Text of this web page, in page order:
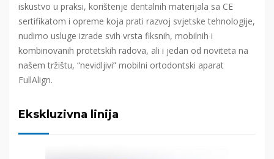
iskustvo u praksi, korištenje dentalnih materijala sa CE
sertifikatom i opreme koja prati razvoj svjetske tehnologije,
nudimo usluge izrade svih vrsta fiksnih, mobilnih i
kombinovanih protetskih radova, ali i jedan od noviteta na
našem tržištu, “nevidljivi” mobilni ortodontski aparat
FullAlign.
Ekskluzivna linija